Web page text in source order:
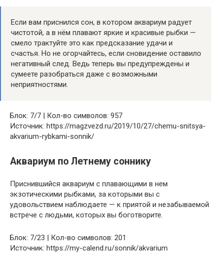
Если вам приснился сон, в котором аквариум радует
чистотой, а в нём плавают яркие и красивые рыбки —
смело трактуйте это как предсказание удачи и
счастья. Но не огорчайтесь, если сновидение оставило
негативный след. Ведь теперь вы предупреждены и
сумеете разобраться даже с возможными
неприятностями.
Блок: 7/7 | Кол-во символов: 957
Источник: https://magzvezd.ru/2019/10/27/chemu-snitsya-
akvarium-rybkami-sonnik/
Аквариум по Летнему соннику
Приснившийся аквариум с плавающими в нем
экзотическими рыбками, за которыми вы с
удовольствием наблюдаете — к приятой и незабываемой
встрече с людьми, которых вы боготворите.
Блок: 7/23 | Кол-во символов: 201
Источник: https://my-calend.ru/sonnik/akvarium